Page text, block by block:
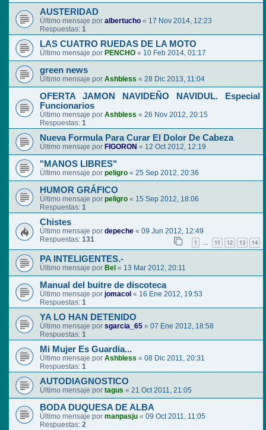
AUSTERIDAD
Último mensaje por albertucho « 17 Nov 2014, 12:23
Respuestas: 1
LAS CUATRO RUEDAS DE LA MOTO
Último mensaje por PENCHO « 10 Feb 2014, 01:17
green news
Último mensaje por Ashbless « 28 Dic 2013, 11:04
OFERTA JAMON NAVIDEÑO NAVIDUL. Especial
Funcionarios
Último mensaje por Ashbless « 26 Nov 2012, 20:15
Respuestas: 1
Nueva Formula Para Curar El Dolor De Cabeza
Último mensaje por FIGORON « 12 Oct 2012, 12:19
"MANOS LIBRES"
Último mensaje por peligro « 25 Sep 2012, 20:36
HUMOR GRÁFICO
Último mensaje por peligro « 15 Sep 2012, 18:06
Respuestas: 1
Chistes
Último mensaje por depeche « 09 Jun 2012, 12:49
Respuestas: 131 1 … 11 12 13 14
PA INTELIGENTES.-
Último mensaje por Bel « 13 Mar 2012, 20:11
Manual del buitre de discoteca
Último mensaje por jomacol « 16 Ene 2012, 19:53
Respuestas: 1
YA LO HAN DETENIDO
Último mensaje por sgarcia_65 « 07 Ene 2012, 18:58
Respuestas: 1
Mi Mujer Es Guardia...
Último mensaje por Ashbless « 08 Dic 2011, 20:31
Respuestas: 1
AUTODIAGNOSTICO
Último mensaje por tagus « 21 Oct 2011, 21:05
BODA DUQUESA DE ALBA
Último mensaje por manpasju « 09 Oct 2011, 11:05
Respuestas: 2